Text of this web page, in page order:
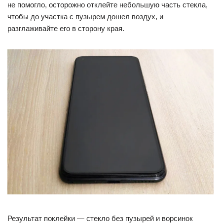
не помогло, осторожно отклейте небольшую часть стекла,
чтобы до участка с пузырем дошел воздух, и
разглаживайте его в сторону края.
Результат поклейки — стекло без пузырей и ворсинок